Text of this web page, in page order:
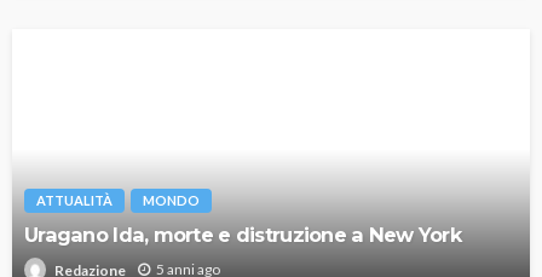
ATTUALITÀ MONDO
Uragano Ida, morte e distruzione a New York
Redazione 5 anni ago